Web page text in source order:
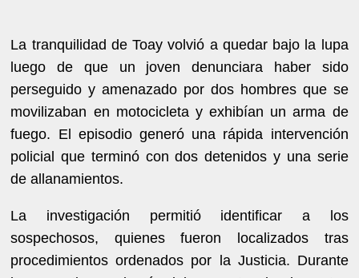
La tranquilidad de Toay volvió a quedar bajo la lupa
luego de que un joven denunciara haber sido
perseguido y amenazado por dos hombres que se
movilizaban en motocicleta y exhibían un arma de
fuego. El episodio generó una rápida intervención
policial que terminó con dos detenidos y una serie
de allanamientos.
La investigación permitió identificar a los
sospechosos, quienes fueron localizados tras
procedimientos ordenados por la Justicia. Durante